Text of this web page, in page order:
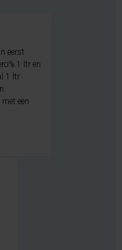
eerst
1 ltr en
1 ltr
een